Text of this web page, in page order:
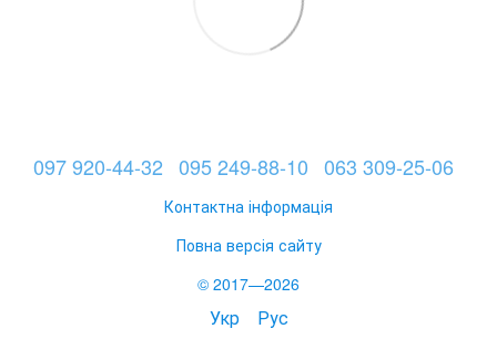
097 920-44-32 095 249-88-10 063 309-25-06
Контактна інформація
Повна версія сайту
© 2017—2026
Укр Рус